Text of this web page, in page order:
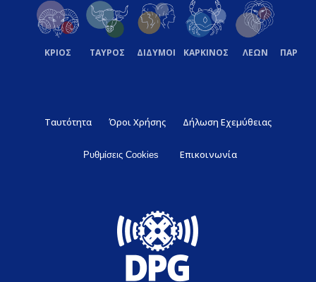
ΚΡΙΟΣ ΤΑΥΡΟΣ ΔΙΔΥΜΟΙ ΚΑΡΚΙΝΟΣ ΛΕΩΝ
Ταυτότητα Όροι Χρήσης Δήλωση Εχεμύθειας
Ρυθμίσεις Cookies Επικοινωνία